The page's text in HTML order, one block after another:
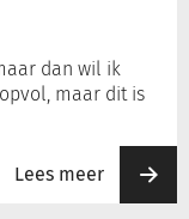
dan wil ik
maar dit is
Lees meer